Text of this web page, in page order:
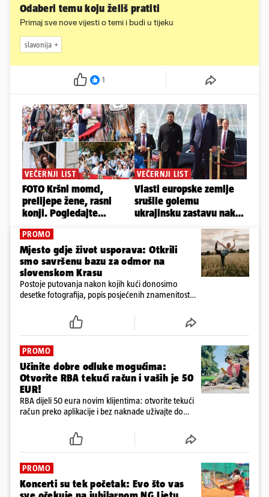
Odaberi temu koju želiš pratiti
Primaj sve nove vijesti o temi i budi u tijeku
slavonija
1
PROMO
Mjesto gdje život usporava: Otkrili
smo savršenu bazu za odmor na
slovenskom Krasu
Postoje putovanja nakon kojih kući donosimo
desetke fotografija, popis posjećenih znamenitosti i
PROMO
Učinite dobre odluke mogućima:
Otvorite RBA tekući račun i vaših je 50
EUR!
RBA dijeli 50 eura novim klijentima: otvorite tekući
račun preko aplikacije i bez naknade uživajte do
PROMO
Koncerti su tek početak: Evo što vas